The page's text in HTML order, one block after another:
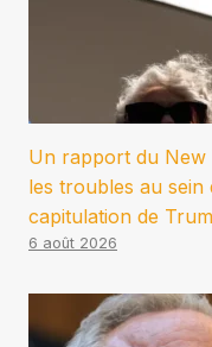
Un rapport du New
les troubles au sein
capitulation de
6 août 2026